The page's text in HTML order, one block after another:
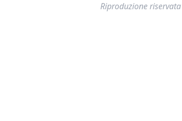
Riproduzione